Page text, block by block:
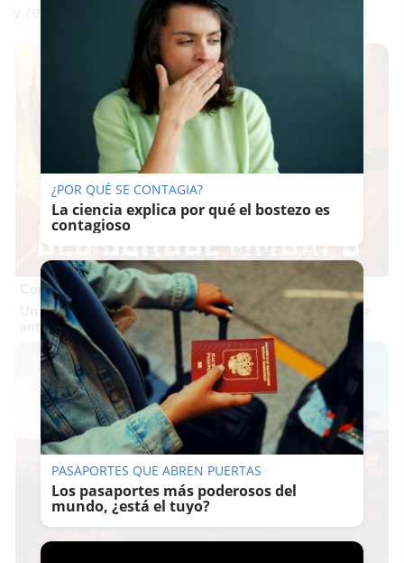
y religiosos de la ciudad a lo largo del año.
Corepunk MMORPG
Un verdadero MMORPG de la vieja escuela ¡Cómo los de
antes, pero mejor!
¿POR QUÉ SE CONTAGIA?
La ciencia explica por qué el bostezo es
contagioso
PASAPORTES QUE ABREN PUERTAS
Los pasaportes más poderosos del
mundo, ¿está el tuyo?